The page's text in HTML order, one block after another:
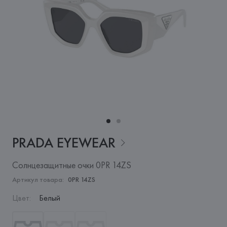
PRADA EYEWEAR
Солнцезащитные очки 0PR 14ZS
Артикул товара: 0PR 14ZS
Цвет: Белый